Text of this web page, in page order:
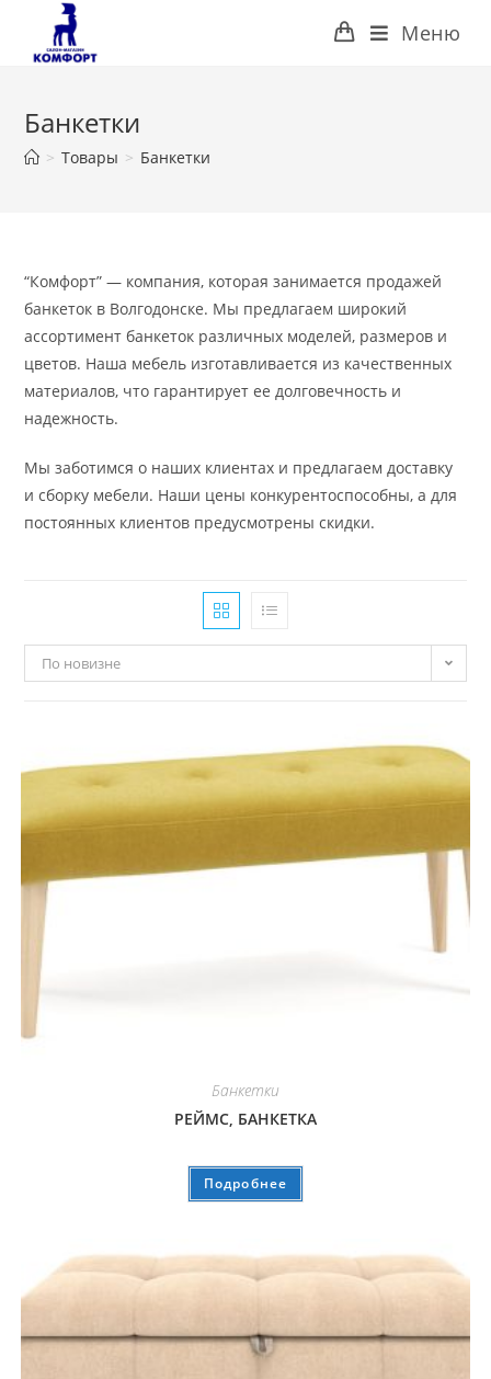
Перейти
содержимому
Меню
Банкетки
> Товары > Банкетки
“Комфорт” — компания, которая занимается продажей
банкеток в Волгодонске. Мы предлагаем широкий
ассортимент банкеток различных моделей, размеров и
цветов. Наша мебель изготавливается из качественных
материалов, что гарантирует ее долговечность и
надежность.
Мы заботимся о наших клиентах и предлагаем доставку
и сборку мебели. Наши цены конкурентоспособны, а для
постоянных клиентов предусмотрены скидки.
По новизне
Банкетки
РЕЙМС, БАНКЕТКА
Подробнее